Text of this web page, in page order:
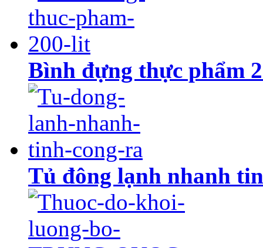
Bình đựng thực phẩm
Tủ đông lạnh nhanh